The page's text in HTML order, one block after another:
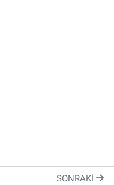
SONRAKI